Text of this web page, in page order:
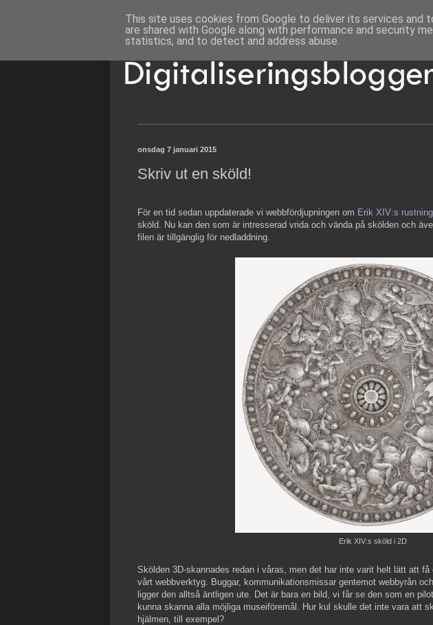
onsdag 7 januari 2015
Skriv ut en sköld!
För en tid sedan uppdaterade vi webbfördjupningen om Erik XIV:s rustning
sköld. Nu kan den som är intresserad vrida och vända på skölden och
filen är tillgänglig för nedladdning.
Erik XIV:s sköld i 2D
Skölden 3D-skannades redan i våras, men det har inte varit helt lätt att
vårt webbverktyg. Buggar, kommunikationsmissar gentemot webbyrån
ligger den alltså äntligen ute. Det är bara en bild, vi får se den som en
kunna skanna alla möjliga museiföremål. Hur kul skulle det inte vara att
hjälmen, till exempel?
This site uses cookies from Google to deliver its services and
are shared with Google along with performance and security
statistics, and to detect and address abuse.